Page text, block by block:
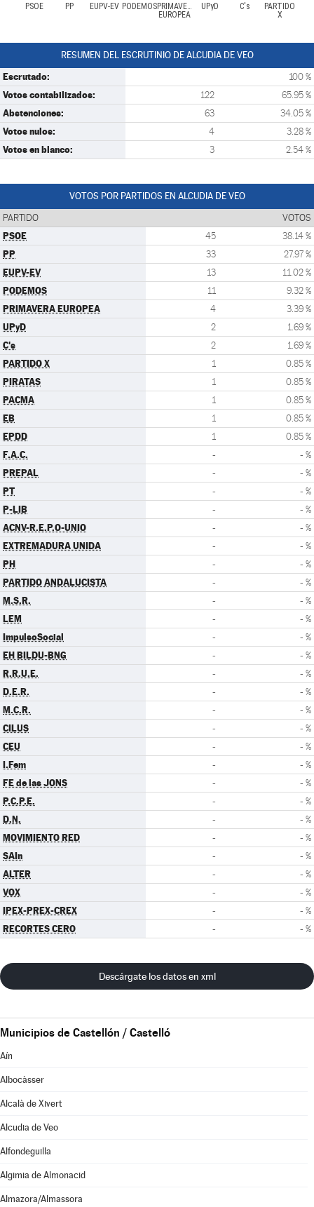
PSOE PP EUPV-EV PODEMOSPRIMAVERA
EUROPEA
UPyD C's
PARTIDO
X
RESUMEN DEL ESCRUTINIO DE ALCUDIA DE VEO
Escrutado: 100 %
Votos contabilizados: 122 65.95 %
Abstenciones: 63 34.05 %
Votos nulos: 4 3.28 %
Votos en blanco: 3 2.54 %
VOTOS POR PARTIDOS EN ALCUDIA DE VEO
PARTIDO VOTOS
PSOE 45 38.14 %
PP 33 27.97 %
EUPV-EV 13 11.02 %
PODEMOS 11 9.32 %
PRIMAVERA EUROPEA 4 3.39 %
UPyD 2 1.69 %
C's 2 1.69 %
PARTIDO X 1 0.85 %
PIRATAS 1 0.85 %
PACMA 1 0.85 %
EB 1 0.85 %
EPDD 1 0.85 %
F.A.C. - - %
PREPAL - - %
PT - - %
P-LIB - - %
ACNV-R.E.P.O-UNIO - - %
EXTREMADURA UNIDA - - %
PH - - %
PARTIDO ANDALUCISTA - - %
M.S.R. - - %
LEM - - %
ImpulsoSocial - - %
EH BILDU-BNG - - %
R.R.U.E. - - %
D.E.R. - - %
M.C.R. - - %
CILUS - - %
CEU - - %
I.Fem - - %
FE de las JONS - - %
P.C.P.E. - - %
D.N. - - %
MOVIMIENTO RED - - %
SAIn - - %
ALTER - - %
VOX - - %
IPEX-PREX-CREX - - %
RECORTES CERO - - %
Descárgate los datos en xml
Municipios de Castellón / Castelló
Aín
Albocàsser
Alcalà de Xivert
Alcudia de Veo
Alfondeguilla
Algimia de Almonacid
Almazora/Almassora